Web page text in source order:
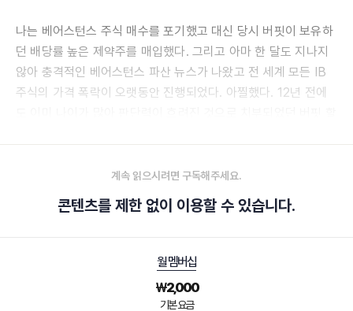
나는 베어스턴스 주식 매수를 포기했고 대신 당시 버핏이 보유하
던 배당률 높은 제약주를 매입했다. 그리고 아마 한 달도 지나지
않아 충격적인 베어스턴스 파산 뉴스가 나왔고 전 세계 모든 IB
주식의 가격 폭락이 오랫동안 진행되었다. 아찔했다. 12년 전에
계속 읽으시려면 구독해주세요.
콘텐츠를 제한 없이 이용할 수 있습니다.
월 멤버십
₩2,000
기본 요금